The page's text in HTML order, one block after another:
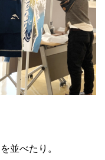
並べたり。